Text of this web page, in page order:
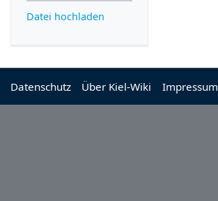
Datei hochladen
Datenschutz Über Kiel-Wiki Impressum